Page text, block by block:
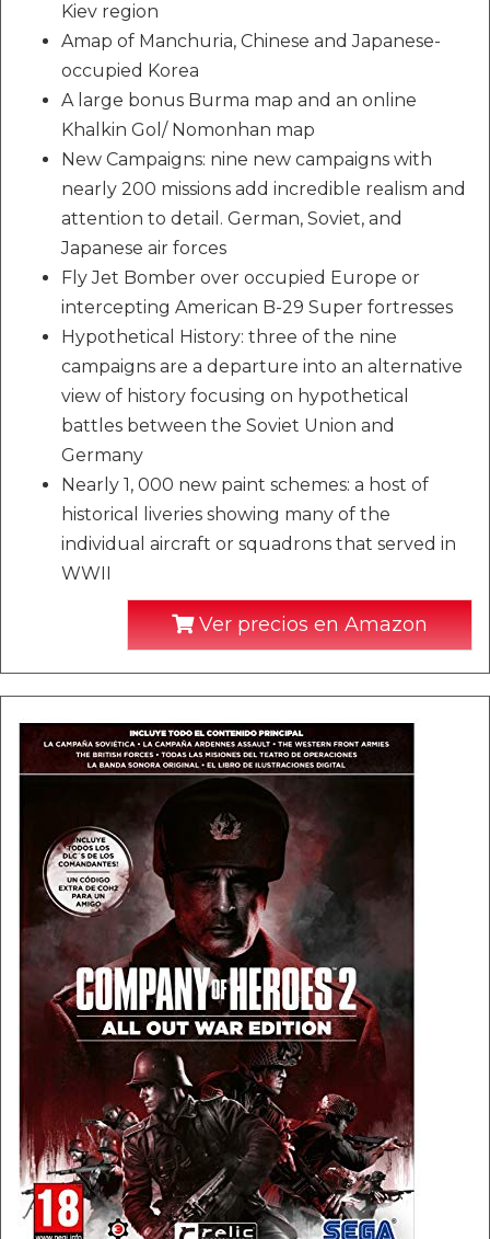
Kiev region
Amap of Manchuria, Chinese and Japanese-
occupied Korea
A large bonus Burma map and an online
Khalkin Gol/ Nomonhan map
New Campaigns: nine new campaigns with
nearly 200 missions add incredible realism and
attention to detail. German, Soviet, and
Japanese air forces
Fly Jet Bomber over occupied Europe or
intercepting American B-29 Super fortresses
Hypothetical History: three of the nine
campaigns are a departure into an alternative
view of history focusing on hypothetical
battles between the Soviet Union and
Germany
Nearly 1, 000 new paint schemes: a host of
historical liveries showing many of the
individual aircraft or squadrons that served in
WWII
Ver precios en Amazon